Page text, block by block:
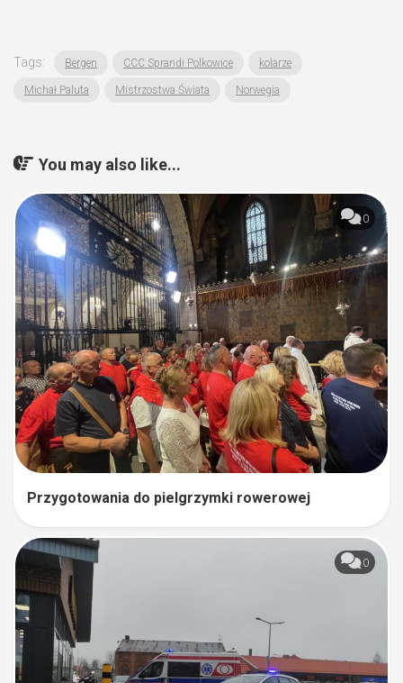
Tags: Bergen CCC Sprandi Polkowice kolarze
Michał Paluta Mistrzostwa Świata Norwegia
You may also like...
0
Przygotowania do pielgrzymki rowerowej
0